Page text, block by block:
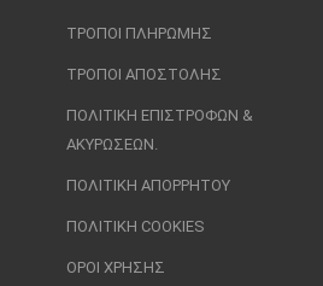
ΤΡΌΠΟΙ ΠΛΗΡΩΜΉΣ
ΤΡΌΠΟΙ ΑΠΟΣΤΟΛΉΣ
ΠΟΛΙΤΙΚΉ ΕΠΙΣΤΡΟΦΏΝ &
ΑΚΥΡΏΣΕΩΝ.
ΠΟΛΙΤΙΚΉ ΑΠΟΡΡΉΤΟΥ
ΠΟΛΙΤΙΚΉ COOKIES
ΌΡΟΙ ΧΡΉΣΗΣ